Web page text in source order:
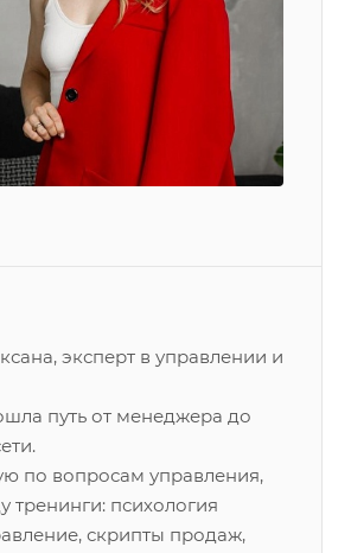
эксперт в управлении и
путь от менеджера до
по вопросам управления,
тренинги: психология
скрипты продаж,